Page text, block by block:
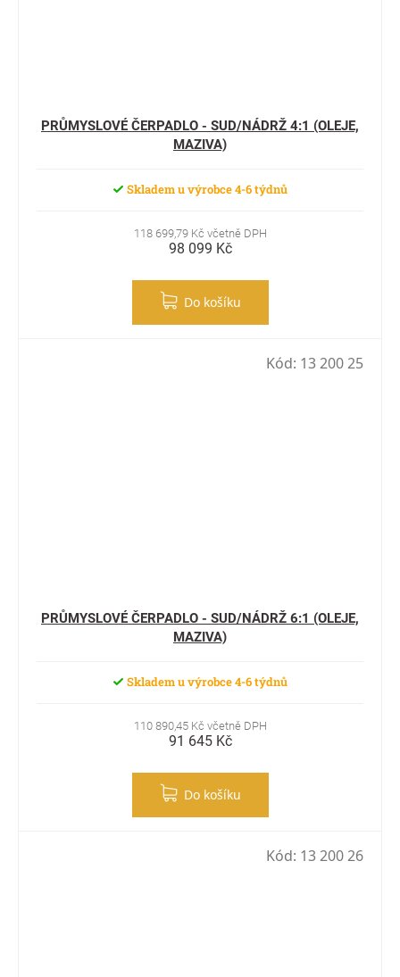
PRŮMYSLOVÉ ČERPADLO - SUD/NÁDRŽ 4:1 (OLEJE,
MAZIVA)
Skladem u výrobce 4-6 týdnů
118 699,79 Kč včetně DPH
98 099 Kč
Do košíku
PRŮMYSLOVÉ ČERPADLO - SUD/NÁDRŽ 6:1 (OLEJE,
MAZIVA)
Skladem u výrobce 4-6 týdnů
110 890,45 Kč včetně DPH
91 645 Kč
Do košíku
Kód: 13 200 25
Kód: 13 200 26